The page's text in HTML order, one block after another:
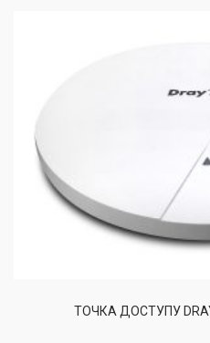
ТОЧКА ДОСТУПУ